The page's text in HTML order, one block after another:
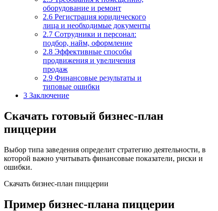
оборудование и ремонт
2.6 Регистрация юридического
лица и необходимые документы
2.7 Сотрудники и персонал:
подбор, найм, оформление
2.8 Эффективные способы
продвижения и увеличения
продаж
2.9 Финансовые результаты и
типовые ошибки
3 Заключение
Скачать готовый бизнес-план
пиццерии
Выбор типа заведения определит стратегию деятельности, в
которой важно учитывать финансовые показатели, риски и
ошибки.
Скачать бизнес-план пиццерии
Пример бизнес-плана пиццерии